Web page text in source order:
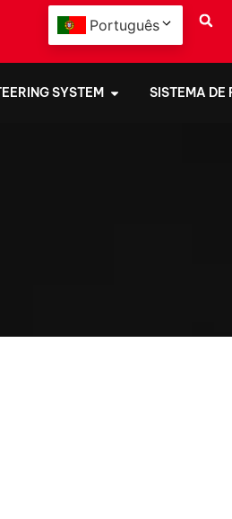
Português
SYSTEM SISTEMA DE